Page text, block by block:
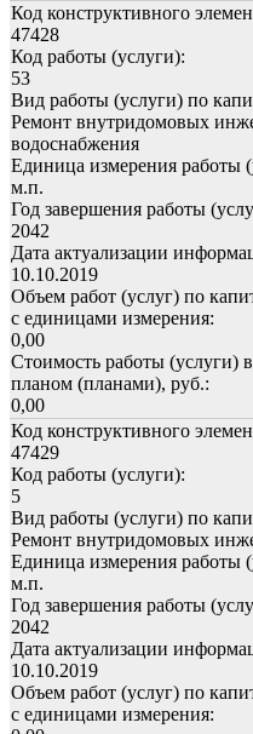
Код конструктивного
47428
Код работы (услуги):
53
Вид работы (услуги) по
Ремонт внутридомовых
водоснабжения
Единица измерения работы
м.п.
Год завершения работы
2042
Дата актуализации
10.10.2019
Объем работ (услуг) по
с единицами измерения:
0,00
Стоимость работы (услуги)
планом (планами), руб.:
0,00
Код конструктивного
47429
Код работы (услуги):
5
Вид работы (услуги) по
Ремонт внутридомовых
Единица измерения работы
м.п.
Год завершения работы
2042
Дата актуализации
10.10.2019
Объем работ (услуг) по
с единицами измерения: